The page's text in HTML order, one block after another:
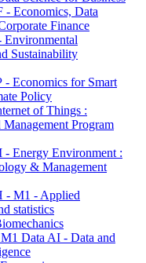
Economics, Data
Finance
Sustainability
Economics for Smart
Policy
of Things :
Program
Energy Environment :
& Management
- M1 - Applied
statistics
Data AI - Data and